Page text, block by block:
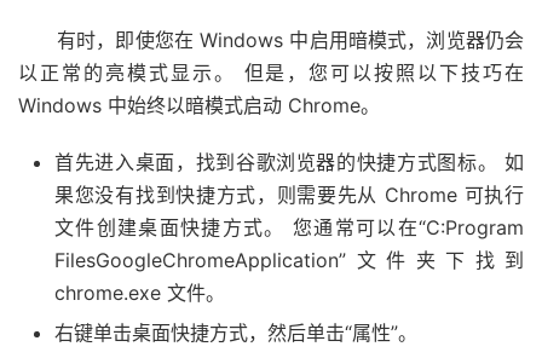
有时，即使您在 Windows 中启用暗模式，浏览器仍会
以正常的亮模式显示。 但是，您可以按照以下技巧在
Windows 中始终以暗模式启动 Chrome。
首先进入桌面，找到谷歌浏览器的快捷方式图标。 如
果您没有找到快捷方式，则需要先从 Chrome 可执行
文件创建桌面快捷方式。 您通常可以在“C:Program
FilesGoogleChromeApplication”文件夹下找到
chrome.exe 文件。
右键单击桌面快捷方式，然后单击“属性”。